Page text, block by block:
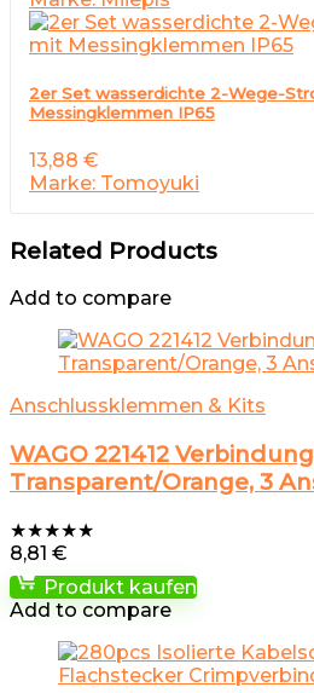
2er Set wasserdichte 2-Wege-
Messingklemmen IP65
13,88 €
Marke: Tomoyuki
Related Products
Add to compare
Anschlussklemmen & Kits
WAGO 221412
Transparent/Orange, 3
★★★★★
8,81 €
Produkt kaufen
Add to compare